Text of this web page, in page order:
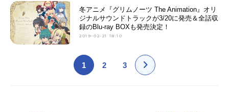
冬アニメ『グリムノーツ The Animation』オリ
ジナルサウンドトラックが3/20に発売＆全話収
録のBlu-ray BOXも発売決定！
2019-02-21 18:10
1 2 3